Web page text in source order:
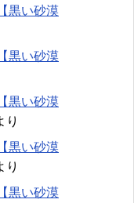
黒い砂漠
黒い砂漠
黒い砂漠
り
黒い砂漠
り
黒い砂漠